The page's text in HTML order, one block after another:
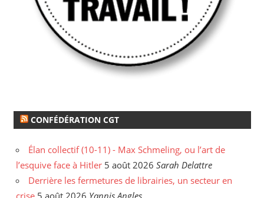
CONFÉDÉRATION CGT
Élan collectif (10-11) - Max Schmeling, ou l’art de
l’esquive face à Hitler 5 août 2026 Sarah Delattre
Derrière les fermetures de librairies, un secteur en